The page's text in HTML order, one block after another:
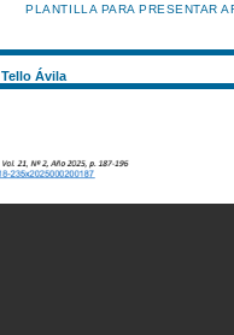
PLANTILLA PARA PRESENTAR
Tello Ávila